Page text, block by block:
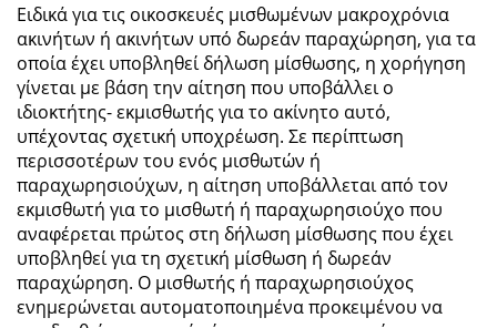
Ειδικά για τις οικοσκευές μισθωμένων μακροχρόνια
ακινήτων ή ακινήτων υπό δωρεάν παραχώρηση, για τα
οποία έχει υποβληθεί δήλωση μίσθωσης, η χορήγηση
γίνεται με βάση την αίτηση που υποβάλλει ο
ιδιοκτήτης- εκμισθωτής για το ακίνητο αυτό,
υπέχοντας σχετική υποχρέωση. Σε περίπτωση
περισσοτέρων του ενός μισθωτών ή
παραχωρησιούχων, η αίτηση υποβάλλεται από τον
εκμισθωτή για το μισθωτή ή παραχωρησιούχο που
αναφέρεται πρώτος στη δήλωση μίσθωσης που έχει
υποβληθεί για τη σχετική μίσθωση ή δωρεάν
παραχώρηση. Ο μισθωτής ή παραχωρησιούχος
ενημερώνεται αυτοματοποιημένα προκειμένου να